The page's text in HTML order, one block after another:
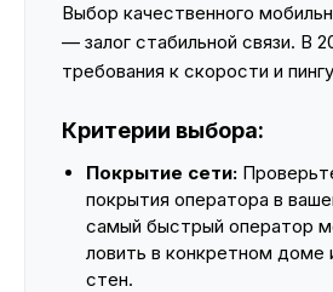
Выбор качественного
— залог стабильной связи. В
требования к скорости и
Критерии выбора:
Покрытие сети:
покрытия оператора в
самый быстрый оператор
ловить в конкретном доме
стен.